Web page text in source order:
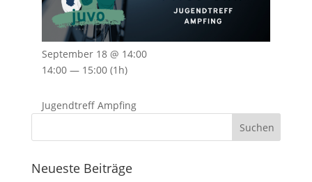
Jugendtreff Ampfing
September 18 @ 14:00
14:00 — 15:00 (1h)
Neueste Beiträge